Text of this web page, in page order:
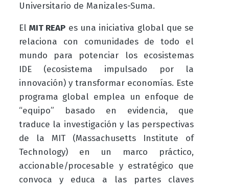
Universitario de Manizales-Suma.
ElMIT REAP es una iniciativa global que se
relaciona con comunidades de todo el
mundo para potenciar los ecosistemas
IDE (ecosistema impulsado por la
innovación) y transformar economías. Este
programa global emplea un enfoque de
“equipo” basado en evidencia, que
traduce la investigación y las perspectivas
de la MIT (Massachusetts Institute of
Technology) en un marco práctico,
accionable/procesable y estratégico que
convoca y educa a las partes claves